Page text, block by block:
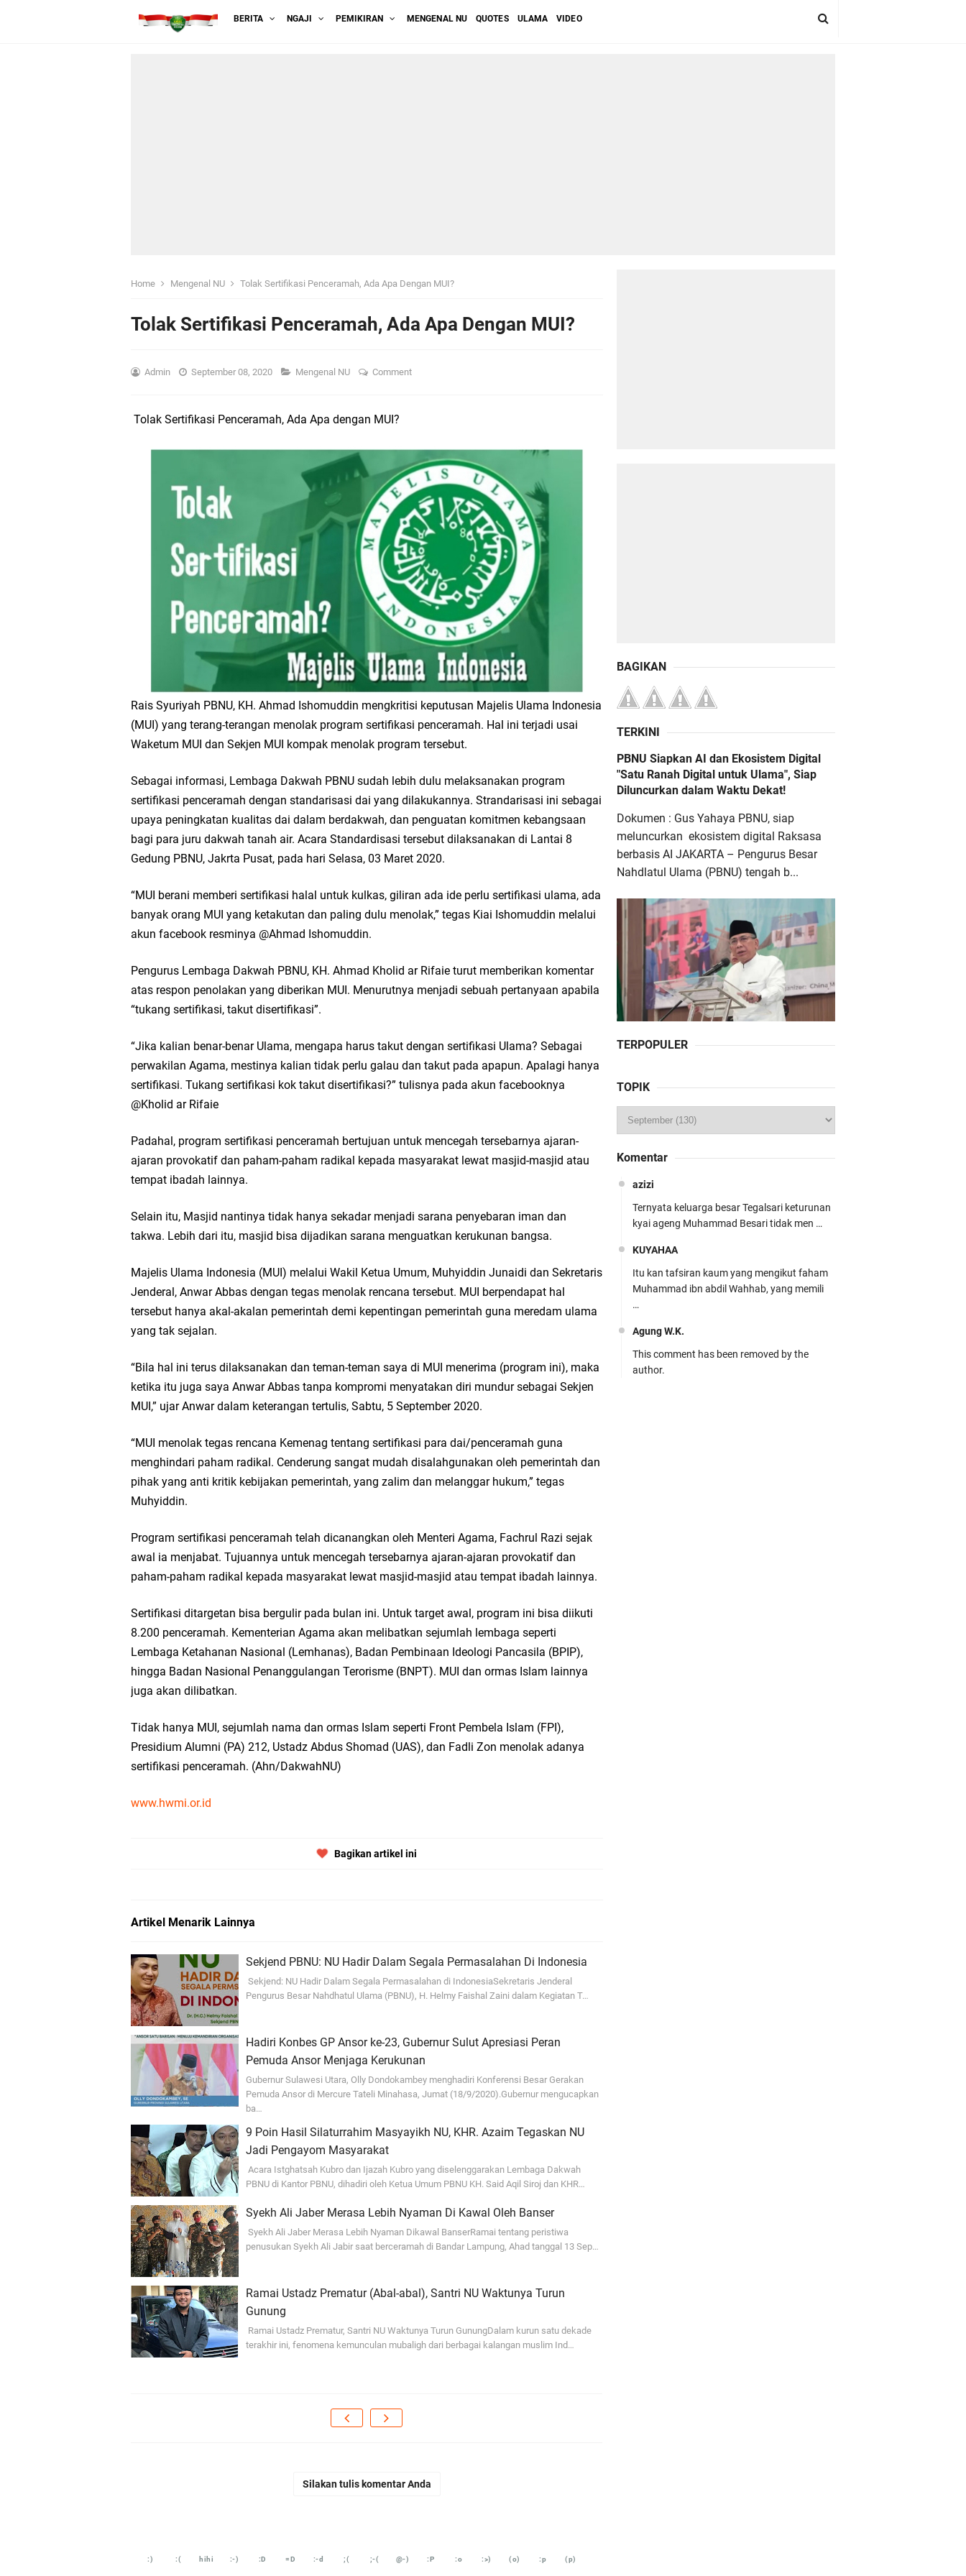
BERITA NGAJI PEMIKIRAN MENGENAL NU QUOTES ULAMA VIDEO
Home Mengenal NU Tolak Sertifikasi Penceramah, Ada Apa Dengan MUI?
Tolak Sertifikasi Penceramah, Ada Apa Dengan MUI?
Admin September 08, 2020 Mengenal NU Comment
Tolak Sertifikasi Penceramah, Ada Apa dengan MUI?
Rais Syuriyah PBNU, KH. Ahmad Ishomuddin mengkritisi keputusan Majelis Ulama Indonesia
(MUI) yang terang-terangan menolak program sertifikasi penceramah. Hal ini terjadi usai
Waketum MUI dan Sekjen MUI kompak menolak program tersebut.
Sebagai informasi, Lembaga Dakwah PBNU sudah lebih dulu melaksanakan program
sertifikasi penceramah dengan standarisasi dai yang dilakukannya. Strandarisasi ini sebagai
upaya peningkatan kualitas dai dalam berdakwah, dan penguatan komitmen kebangsaan
bagi para juru dakwah tanah air. Acara Standardisasi tersebut dilaksanakan di Lantai 8
Gedung PBNU, Jakrta Pusat, pada hari Selasa, 03 Maret 2020.
“MUI berani memberi sertifikasi halal untuk kulkas, giliran ada ide perlu sertifikasi ulama, ada
banyak orang MUI yang ketakutan dan paling dulu menolak,” tegas Kiai Ishomuddin melalui
akun facebook resminya @Ahmad Ishomuddin.
Pengurus Lembaga Dakwah PBNU, KH. Ahmad Kholid ar Rifaie turut memberikan komentar
atas respon penolakan yang diberikan MUI. Menurutnya menjadi sebuah pertanyaan apabila
“tukang sertifikasi, takut disertifikasi”.
“Jika kalian benar-benar Ulama, mengapa harus takut dengan sertifikasi Ulama? Sebagai
perwakilan Agama, mestinya kalian tidak perlu galau dan takut pada apapun. Apalagi hanya
sertifikasi. Tukang sertifikasi kok takut disertifikasi?” tulisnya pada akun facebooknya
@Kholid ar Rifaie
Padahal, program sertifikasi penceramah bertujuan untuk mencegah tersebarnya ajaran-
ajaran provokatif dan paham-paham radikal kepada masyarakat lewat masjid-masjid atau
tempat ibadah lainnya.
Selain itu, Masjid nantinya tidak hanya sekadar menjadi sarana penyebaran iman dan
takwa. Lebih dari itu, masjid bisa dijadikan sarana menguatkan kerukunan bangsa.
Majelis Ulama Indonesia (MUI) melalui Wakil Ketua Umum, Muhyiddin Junaidi dan Sekretaris
Jenderal, Anwar Abbas dengan tegas menolak rencana tersebut. MUI berpendapat hal
tersebut hanya akal-akalan pemerintah demi kepentingan pemerintah guna meredam ulama
yang tak sejalan.
“Bila hal ini terus dilaksanakan dan teman-teman saya di MUI menerima (program ini), maka
ketika itu juga saya Anwar Abbas tanpa kompromi menyatakan diri mundur sebagai Sekjen
MUI,” ujar Anwar dalam keterangan tertulis, Sabtu, 5 September 2020.
“MUI menolak tegas rencana Kemenag tentang sertifikasi para dai/penceramah guna
menghindari paham radikal. Cenderung sangat mudah disalahgunakan oleh pemerintah dan
pihak yang anti kritik kebijakan pemerintah, yang zalim dan melanggar hukum,” tegas
Muhyiddin.
Program sertifikasi penceramah telah dicanangkan oleh Menteri Agama, Fachrul Razi sejak
awal ia menjabat. Tujuannya untuk mencegah tersebarnya ajaran-ajaran provokatif dan
paham-paham radikal kepada masyarakat lewat masjid-masjid atau tempat ibadah lainnya.
Sertifikasi ditargetan bisa bergulir pada bulan ini. Untuk target awal, program ini bisa diikuti
8.200 penceramah. Kementerian Agama akan melibatkan sejumlah lembaga seperti
Lembaga Ketahanan Nasional (Lemhanas), Badan Pembinaan Ideologi Pancasila (BPIP),
hingga Badan Nasional Penanggulangan Terorisme (BNPT). MUI dan ormas Islam lainnya
juga akan dilibatkan.
Tidak hanya MUI, sejumlah nama dan ormas Islam seperti Front Pembela Islam (FPI),
Presidium Alumni (PA) 212, Ustadz Abdus Shomad (UAS), dan Fadli Zon menolak adanya
sertifikasi penceramah. (Ahn/DakwahNU)
www.hwmi.or.id
Bagikan artikel ini
Artikel Menarik Lainnya
Sekjend PBNU: NU Hadir Dalam Segala Permasalahan Di Indonesia
Sekjend: NU Hadir Dalam Segala Permasalahan di IndonesiaSekretaris Jenderal
Pengurus Besar Nahdhatul Ulama (PBNU), H. Helmy Faishal Zaini dalam Kegiatan T…
Hadiri Konbes GP Ansor ke-23, Gubernur Sulut Apresiasi Peran
Pemuda Ansor Menjaga Kerukunan
Gubernur Sulawesi Utara, Olly Dondokambey menghadiri Konferensi Besar Gerakan
Pemuda Ansor di Mercure Tateli Minahasa, Jumat (18/9/2020).Gubernur mengucapkan
ba…
9 Poin Hasil Silaturrahim Masyayikh NU, KHR. Azaim Tegaskan NU
Jadi Pengayom Masyarakat
Acara Istghatsah Kubro dan Ijazah Kubro yang diselenggarakan Lembaga Dakwah
PBNU di Kantor PBNU, dihadiri oleh Ketua Umum PBNU KH. Said Aqil Siroj dan KHR…
Syekh Ali Jaber Merasa Lebih Nyaman Di Kawal Oleh Banser
Syekh Ali Jaber Merasa Lebih Nyaman Dikawal BanserRamai tentang peristiwa
penusukan Syekh Ali Jabir saat berceramah di Bandar Lampung, Ahad tanggal 13 Sep…
Ramai Ustadz Prematur (Abal-abal), Santri NU Waktunya Turun
Gunung
Ramai Ustadz Prematur, Santri NU Waktunya Turun GunungDalam kurun satu dekade
terakhir ini, fenomena kemunculan mubaligh dari berbagai kalangan muslim Ind…
Silakan tulis komentar Anda
:) :( hihi :-) :D =D :-d ;( ;-( @-) :P :o :>) (o) :p (p)
BAGIKAN
TERKINI
PBNU Siapkan AI dan Ekosistem Digital
"Satu Ranah Digital untuk Ulama", Siap
Diluncurkan dalam Waktu Dekat!
Dokumen : Gus Yahaya PBNU, siap
meluncurkan ekosistem digital Raksasa
berbasis AI JAKARTA – Pengurus Besar
Nahdlatul Ulama (PBNU) tengah b...
TERPOPULER
TOPIK
Komentar
azizi
Ternyata keluarga besar Tegalsari keturunan
kyai ageng Muhammad Besari tidak men …
KUYAHAA
Itu kan tafsiran kaum yang mengikut faham
Muhammad ibn abdil Wahhab, yang memili
…
Agung W.K.
This comment has been removed by the
author.